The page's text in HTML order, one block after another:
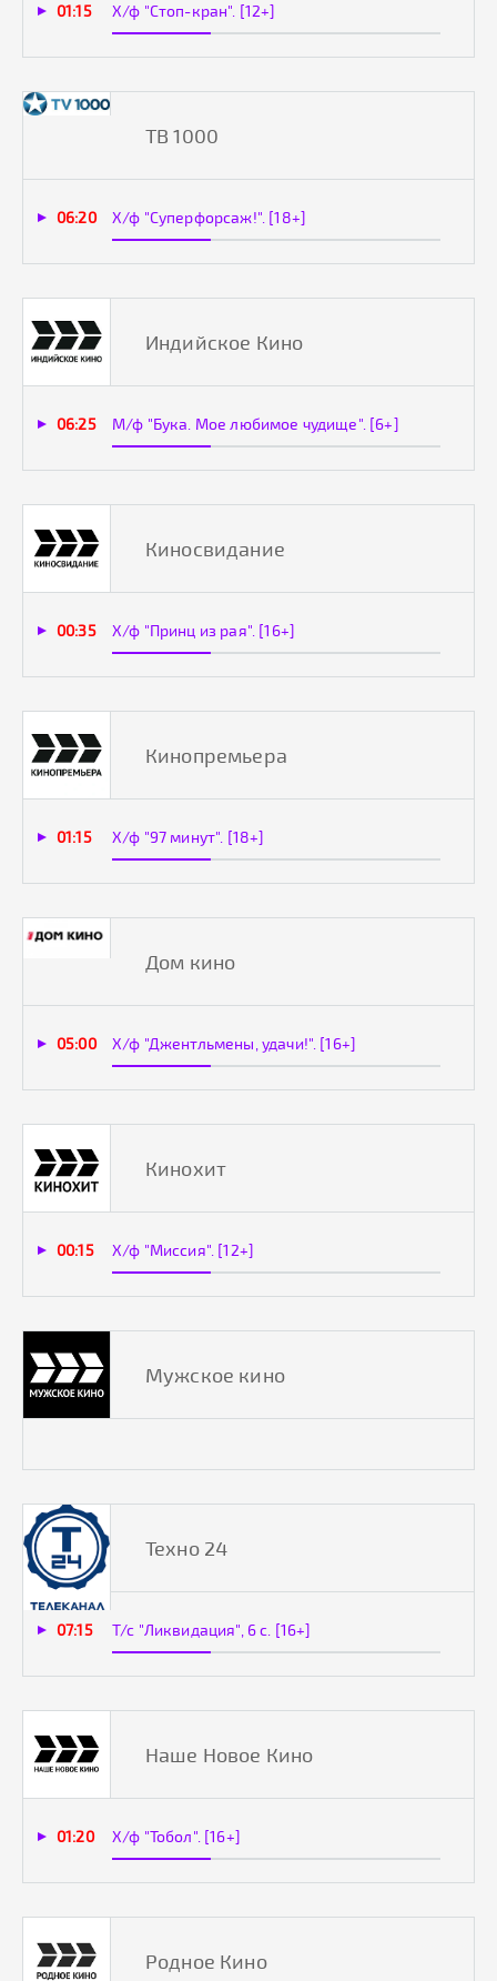
01:15 Х/ф "Стоп-кран". [12+]
ТВ 1000
06:20 Х/ф "Суперфорсаж!". [18+]
Индийское Кино
06:25 М/ф "Бука. Мое любимое чудище". [6+]
Киносвидание
00:35 Х/ф "Принц из рая". [16+]
Кинопремьера
01:15 Х/ф "97 минут". [18+]
Дом кино
05:00 Х/ф "Джентльмены, удачи!". [16+]
Кинохит
00:15 Х/ф "Миссия". [12+]
Мужское кино
Техно 24
07:15 Т/с "Ликвидация", 6 с. [16+]
Наше Новое Кино
01:20 Х/ф "Тобол". [16+]
Родное Кино